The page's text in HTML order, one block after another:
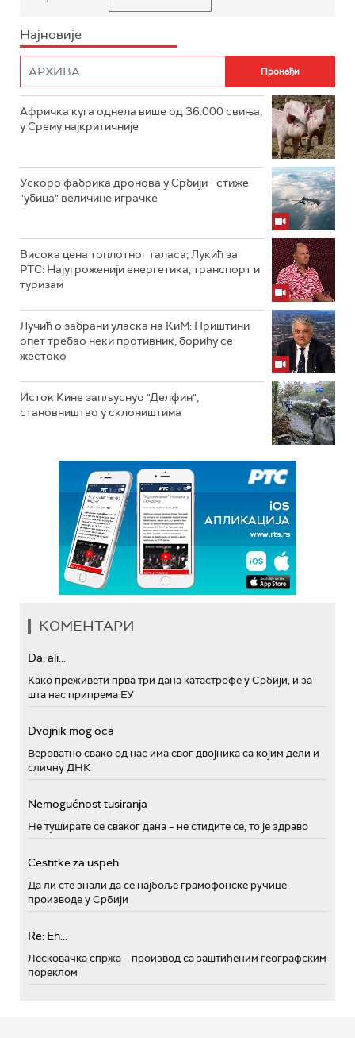
Најновије
Афричка куга однела више од 36.000 свиња,
у Срему најкритичније
Ускоро фабрика дронова у Србији - стиже
"убица" величине играчке
Висока цена топлотног таласа; Лукић за
РТС: Најугроженији енергетика, транспорт и
туризам
Лучић о забрани уласка на КиМ: Приштини
опет требао неки противник, борићу се
жестоко
Исток Кине запљуснуо "Делфин",
становништво у склоништима
КОМЕНТАРИ
Da, ali...
Како преживети прва три дана катастрофе у Србији, и за
шта нас припрема ЕУ
Dvojnik mog oca
Вероватно свако од нас има свог двојника са којим дели и
сличну ДНК
Nemogućnost tusiranja
Не туширате се сваког дана – не стидите се, то је здраво
Cestitke za uspeh
Да ли сте знали да се најбоље грамофонске ручице
производе у Србији
Re: Eh...
Лесковачка спржа – производ са заштићеним географским
пореклом